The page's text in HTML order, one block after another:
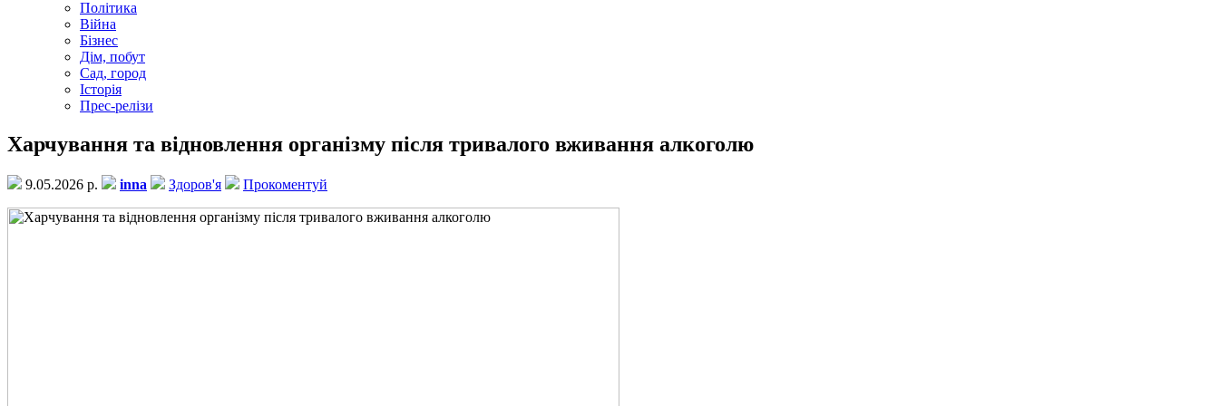
Політика
Війна
Бізнес
Дім, побут
Сад, город
Історія
Прес-релізи
Харчування та відновлення організму після тривалого вживання алкоголю
9.05.2026 р. inna Здоров'я Прокоментуй